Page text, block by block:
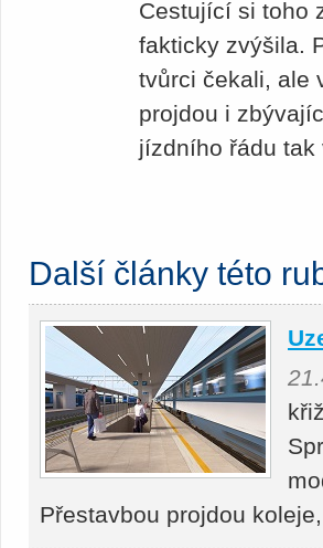
Cestující si toho
fakticky zvýšila.
tvůrci čekali, ale
projdou i
jízdního řádu tak
Další články této
Přestavbou projdou